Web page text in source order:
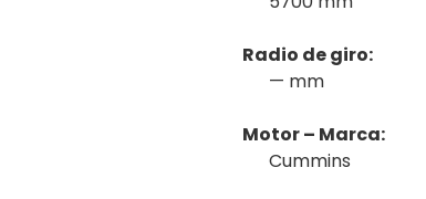
Radio de giro:
— mm
Motor – Marca:
Cummins